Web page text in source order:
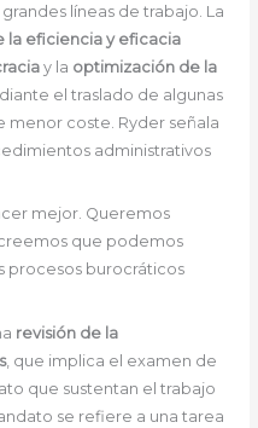
líneas de trabajo. La
la eficiencia y eficacia
y la optimización de la
el traslado de algunas
menor coste. Ryder señala
administrativos
mejor. Queremos
que podemos
procesos burocráticos
revisión de la
, que implica el examen de
que sustentan el trabajo
se refiere a una tarea